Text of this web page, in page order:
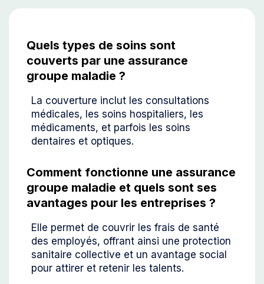
Quels types de soins sont
couverts par une assurance
groupe maladie ?
La couverture inclut les consultations
médicales, les soins hospitaliers, les
médicaments, et parfois les soins
dentaires et optiques.
Comment fonctionne une assurance
groupe maladie et quels sont ses
avantages pour les entreprises ?
Elle permet de couvrir les frais de santé
des employés, offrant ainsi une protection
sanitaire collective et un avantage social
pour attirer et retenir les talents.